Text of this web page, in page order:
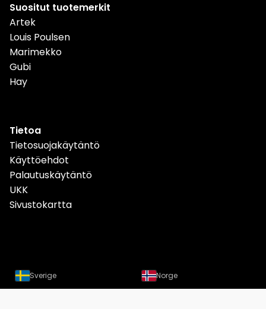
Suositut tuotemerkit
Artek
Louis Poulsen
Marimekko
Gubi
Hay
Tietoa
Tietosuojakäytäntö
Käyttöehdot
Palautuskäytäntö
UKK
Sivustokartta
Sverige Norge